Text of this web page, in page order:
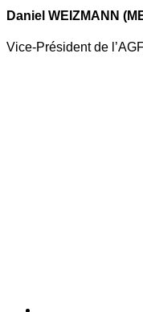
Daniel WEIZMANN
Vice-Président de